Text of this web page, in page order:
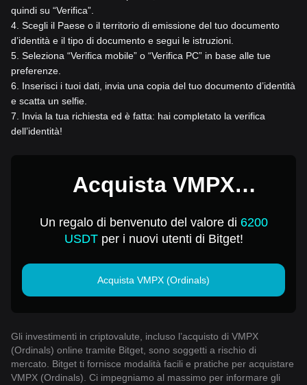
quindi su “Verifica”.
4 Scegli il Paese o il territorio di emissione del tuo documento
d’identità e il tipo di documento e segui le istruzioni.
5 Seleziona “Verifica mobile” o “Verifica PC” in base alle tue
preferenze.
6
Inserisci i tuoi dati, invia una copia del tuo documento d’identità
e scatta un selfie.
7
Invia la tua richiesta ed è fatta: hai completato la verifica
dell’identità!
Acquista VMPX
Un regalo di benvenuto del valore di 6200
USDTper i nuovi utenti di Bitget!
Acquista VMPX (Ordinals)
Gli investimenti in criptovalute, incluso l’acquisto di VMPX
(Ordinals) online tramite Bitget, sono soggetti a rischio di
mercato. Bitget ti fornisce modalità facili e pratiche per acquistare
VMPX (Ordinals). Ci impegniamo al massimo per informare gli